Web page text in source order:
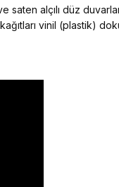
alçılı düz
vinil (plastik)